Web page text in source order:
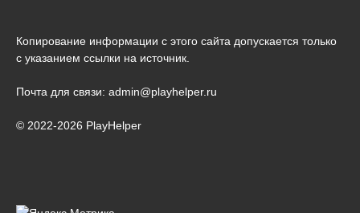
Копирование информации с этого сайта допускается только
с указанием ссылки на источник.
Почта для связи: admin@playhelper.ru
© 2022-2026 PlayHelper